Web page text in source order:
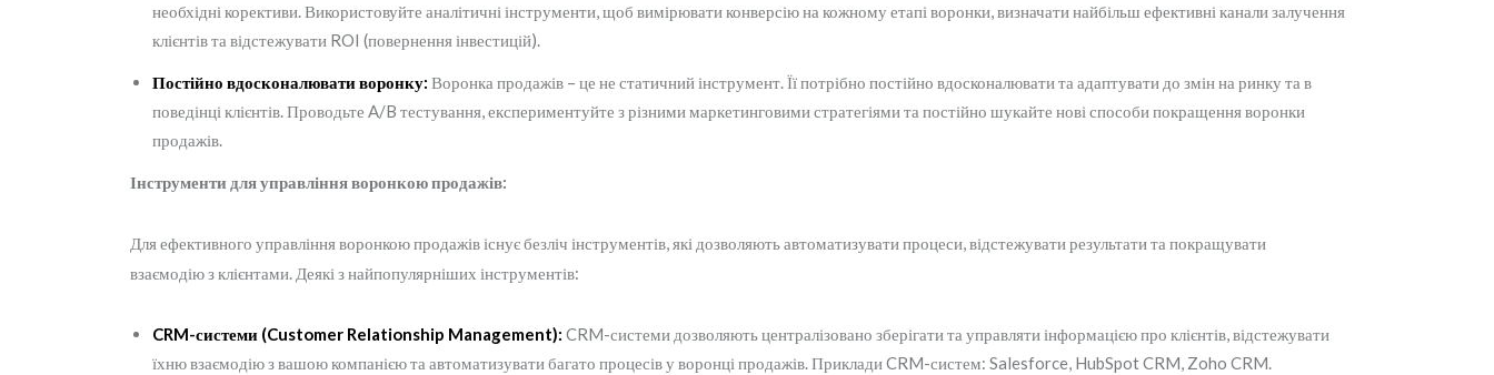
необхідні корективи. Використовуйте аналітичні інструменти, щоб вимірювати конверсію на кожному етапі воронки, визначати найбільш ефективні канали залучення
клієнтів та відстежувати ROI (повернення інвестицій).
Постійно вдосконалювати воронку: Воронка продажів – це не статичний інструмент. Її потрібно постійно вдосконалювати та адаптувати до змін на ринку та в
поведінці клієнтів. Проводьте A/B тестування, експериментуйте з різними маркетинговими стратегіями та постійно шукайте нові способи покращення воронки
продажів.
Інструменти для управління воронкою продажів:
Для ефективного управління воронкою продажів існує безліч інструментів, які дозволяють автоматизувати процеси, відстежувати результати та покращувати
взаємодію з клієнтами. Деякі з найпопулярніших інструментів:
CRM-системи (Customer Relationship Management): CRM-системи дозволяють централізовано зберігати та управляти інформацією про клієнтів, відстежувати
їхню взаємодію з вашою компанією та автоматизувати багато процесів у воронці продажів. Приклади CRM-систем: Salesforce, HubSpot CRM, Zoho CRM.